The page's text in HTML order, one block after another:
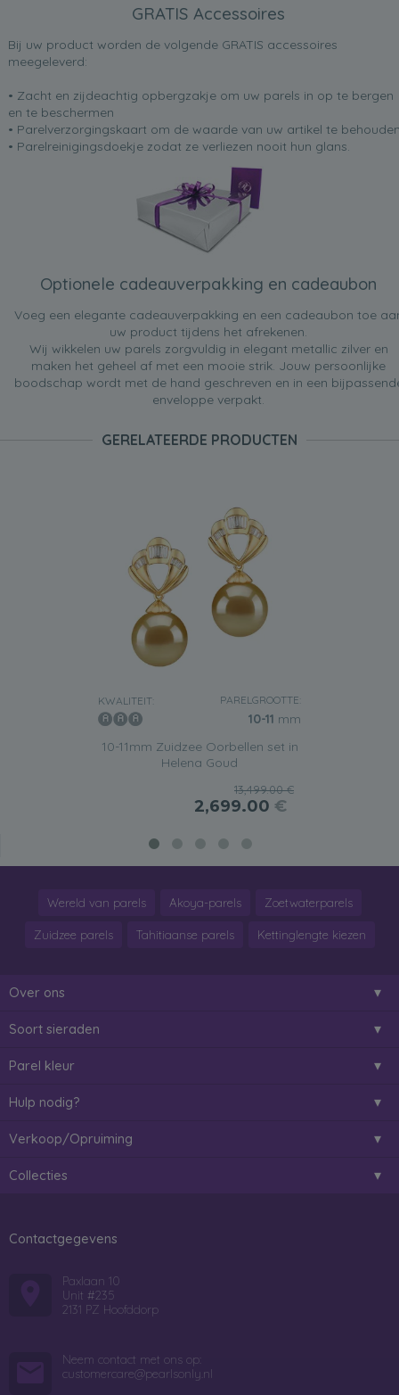
GRATIS Accessoires
Bij uw product worden de volgende GRATIS accessoires
meegeleverd:
• Zacht en zijdeachtig opbergzakje om uw parels in op te bergen
en te beschermen
• Parelverzorgingskaart om de waarde van uw artikel te
• Parelreinigingsdoekje zodat ze verliezen nooit hun glans.
Optionele cadeauverpakking en cadeaubon
Voeg een elegante cadeauverpakking en een cadeaubon toe
uw product tijdens het afrekenen.
Wij wikkelen uw parels zorgvuldig in elegant metallic zilver en
maken het geheel af met een mooie strik. Jouw persoonlijke
boodschap wordt met de hand geschreven en in een
enveloppe verpakt.
GERELATEERDE PRODUCTEN
KWALITEIT: PARELGROOTTE:
10-11 mm
10-11mm Zuidzee Oorbellen set in
Helena Goud
13,499.00 €
2,699.00 €
Wereld van parels Akoya-parels Zoetwaterparels
Zuidzee parels Tahitiaanse parels Kettinglengte kiezen
Over ons
Soort sieraden
Parel kleur
Hulp nodig?
Verkoop/Opruiming
Collecties
Contactgegevens
Paxlaan 10
Unit #235
2131 PZ Hoofddorp
Neem contact met ons op:
customercare@pearlsonly.nl